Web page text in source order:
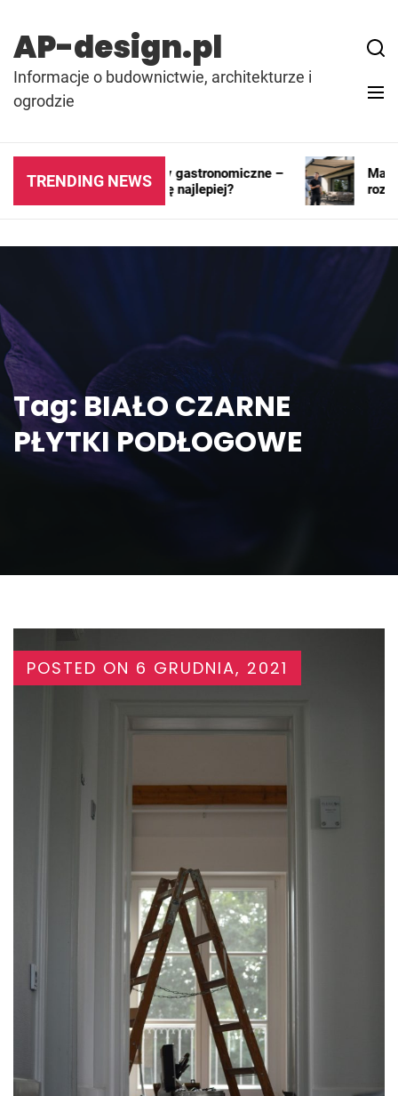
content
AP-design.pl
Informacje o budownictwie, architekturze i
ogrodzie
TRENDING NEWS
Kontenery i pawilony gastronomiczne –
gdzie sprawdzają się najlepiej?
Markiza
Tag:BIAŁO CZARNE
PŁYTKI PODŁOGOWE
POSTED ON 6 GRUDNIA, 2021